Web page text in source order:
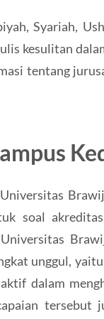
Syariah,
kesulitan
tentang
soal
unggul,
dalam
tersebut